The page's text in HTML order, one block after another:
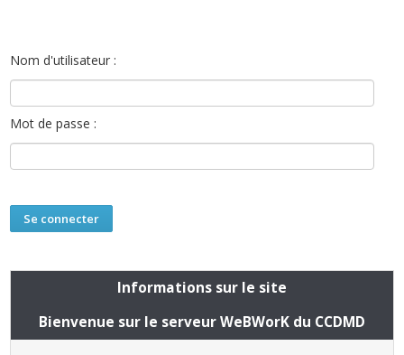
Nom d'utilisateur :
Mot de passe :
Informations sur le site
Bienvenue sur le serveur WeBWorK du CCDMD